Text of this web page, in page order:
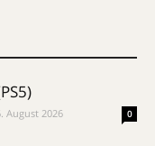
August 2026 0